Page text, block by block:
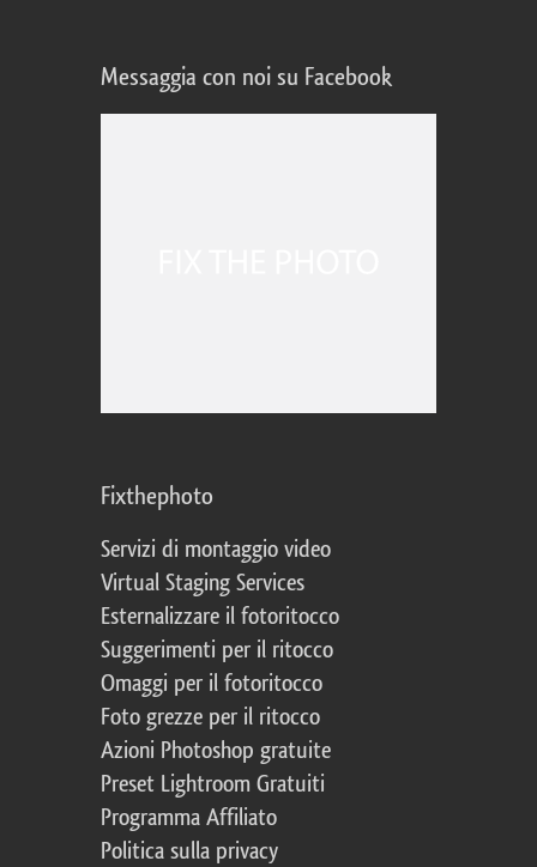
Messaggia con noi su Facebook
Fixthephoto
Servizi di montaggio video
Virtual Staging Services
Esternalizzare il fotoritocco
Suggerimenti per il ritocco
Omaggi per il fotoritocco
Foto grezze per il ritocco
Azioni Photoshop gratuite
Preset Lightroom Gratuiti
Programma Affiliato
Politica sulla privacy